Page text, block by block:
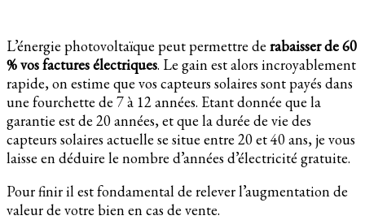
L’énergie photovoltaïque peut permettre de rabaisser de 60
% vos factures électriques. Le gain est alors incroyablement
rapide, on estime que vos capteurs solaires sont payés dans
une fourchette de 7 à 12 années. Etant donnée que la
garantie est de 20 années, et que la durée de vie des
capteurs solaires actuelle se situe entre 20 et 40 ans, je vous
laisse en déduire le nombre d’années d’électricité gratuite.
Pour finir il est fondamental de relever l’augmentation de
valeur de votre bien en cas de vente.